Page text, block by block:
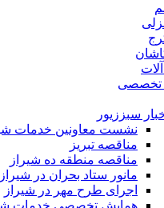
تخصصی
سبززیور
نشست معاونين خدمات
مناقصه تبريز
مناقصه منطقه ده شیراز
مانور ستاد بحران در شیراز
اجرای طرح مهر در شیراز
همايش تخصصي خدمات